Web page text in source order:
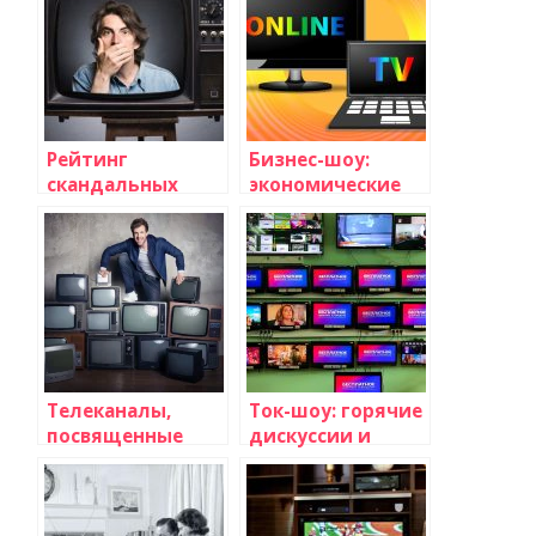
Рейтинг
скандальных
моментов в
истории
телевидения
Бизнес-шоу:
экономические
новости и
предпринимательский
успех
Телеканалы,
посвященные
истории и
археологии
Ток-шоу: горячие
дискуссии и
гремящие
новости